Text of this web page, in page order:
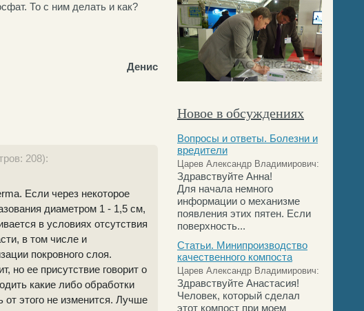
То с ним делать и как?
Денис
208):
Если через некоторое
диаметром 1 - 1,5 см,
в условиях отсутствия
в том числе и
покровного слоя.
но ее присутствие говорит о
какие либо обработки
этого не изменится. Лучше
Новое в обсуждениях
Вопросы и ответы. Болезни и
вредители
Царев Александр Владимирович:
Здравствуйте Анна!
Для начала немного
информации о механизме
появления этих пятен. Если
поверхность...
Статьи. Минипроизводство
качественного компоста
Царев Александр Владимирович:
Здравствуйте Анастасия!
Человек, который сделал
этот компост при моем